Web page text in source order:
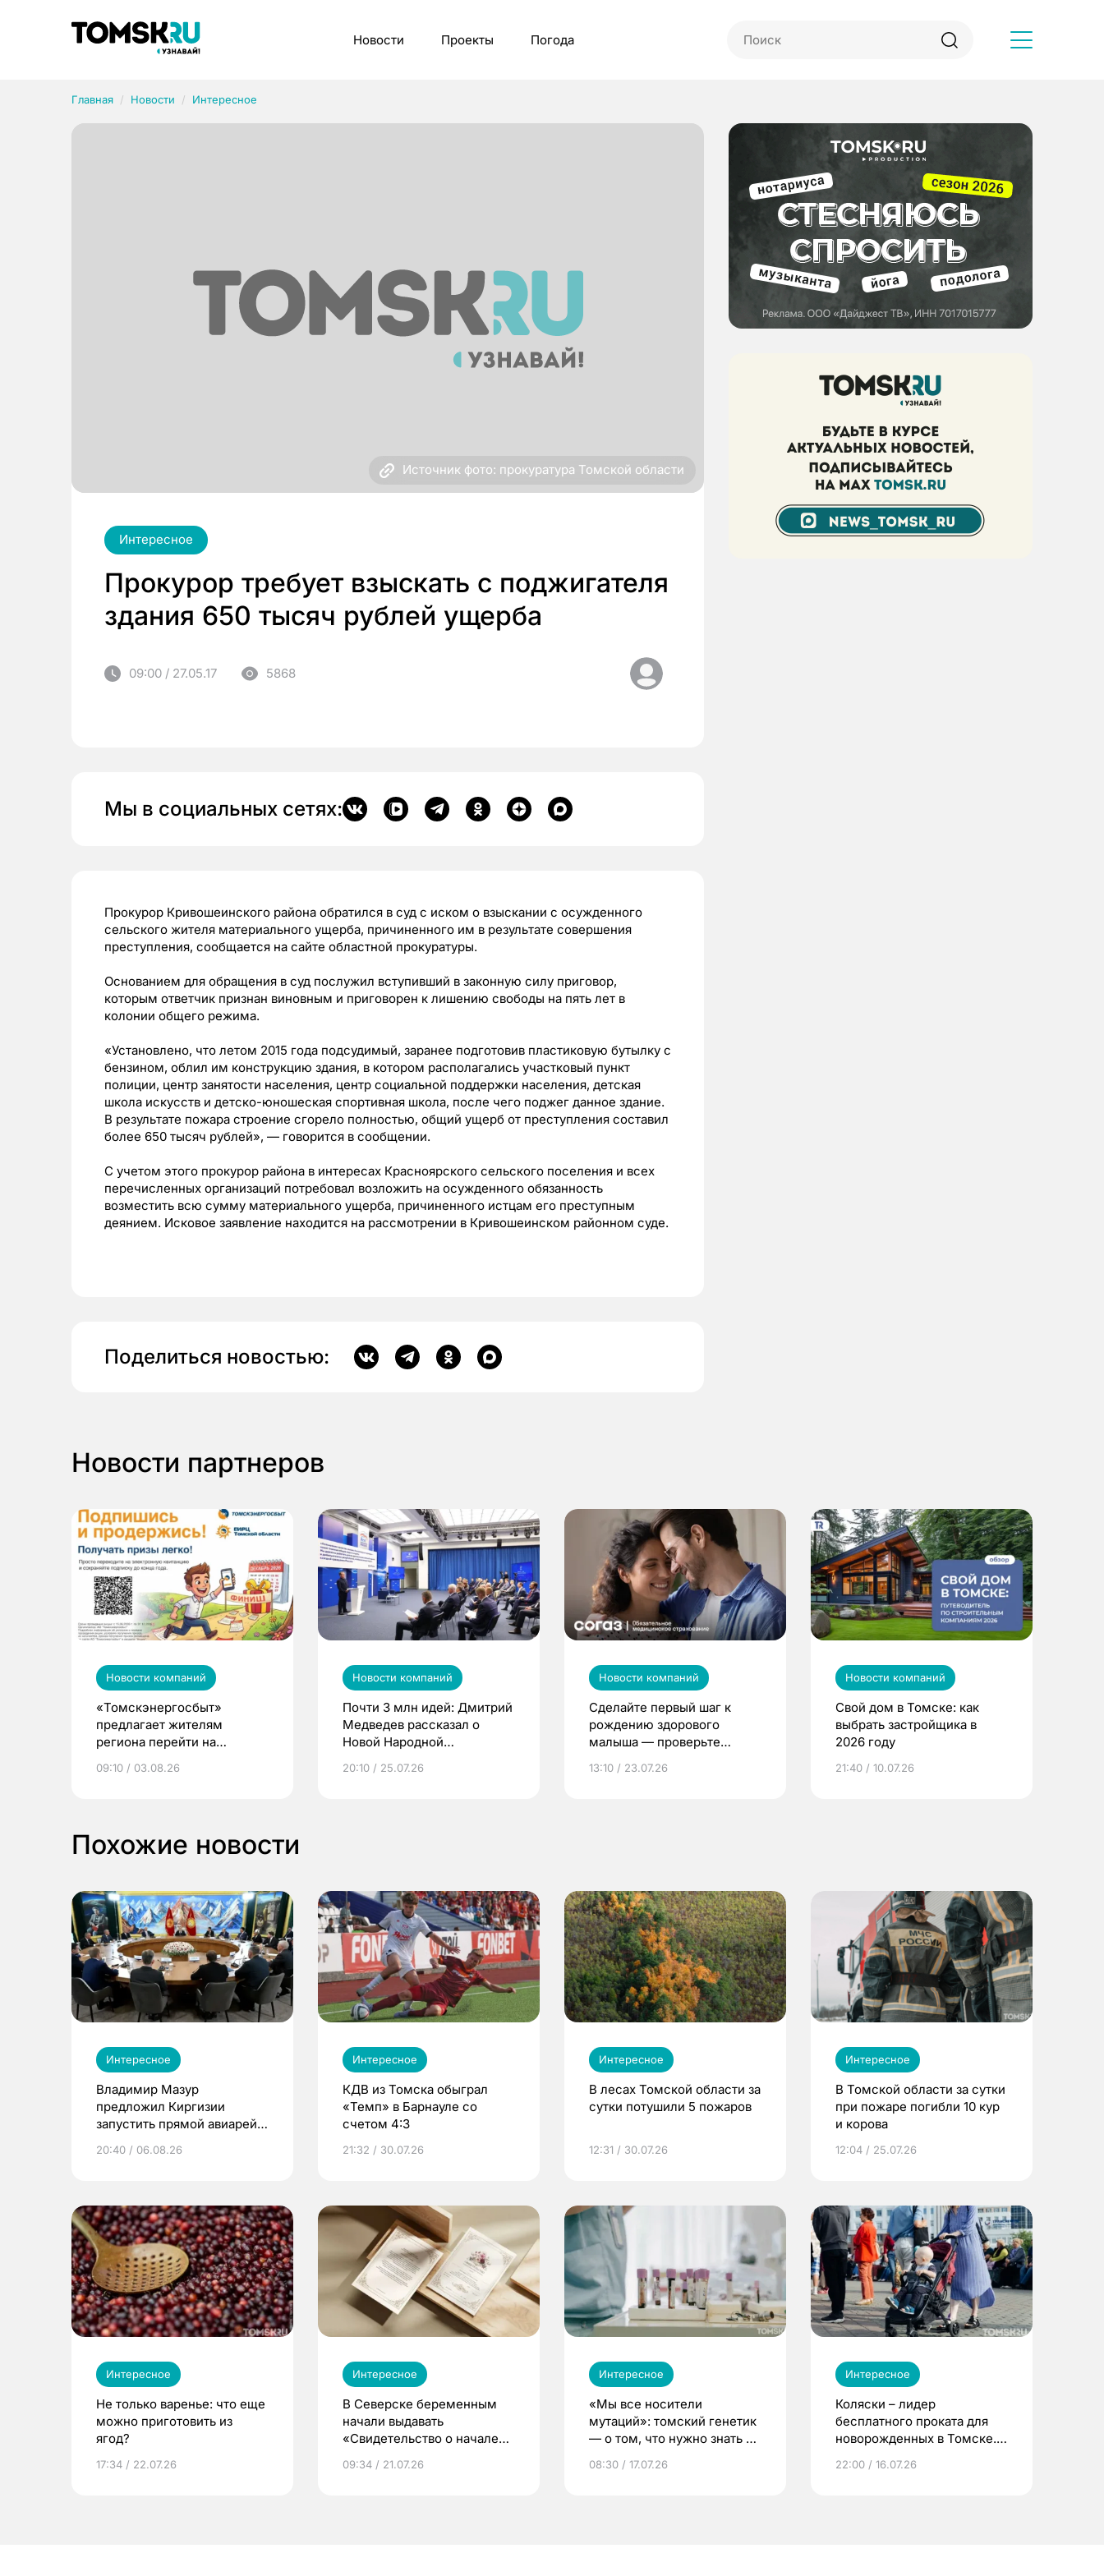
Новости Проекты Погода
Главная Новости Интересное
Источник фото: прокуратура Томской области
Интересное
Прокурор требует взыскать с поджигателя
здания 650 тысяч рублей ущерба
09:00 / 27.05.17 5868
Мы в социальных сетях:
Прокурор Кривошеинского района обратился в суд с иском о взыскании с осужденного
сельского жителя материального ущерба, причиненного им в результате совершения
преступления, сообщается на сайте областной прокуратуры.
Основанием для обращения в суд послужил вступивший в законную силу приговор,
которым ответчик признан виновным и приговорен к лишению свободы на пять лет в
колонии общего режима.
«Установлено, что летом 2015 года подсудимый, заранее подготовив пластиковую бутылку с
бензином, облил им конструкцию здания, в котором располагались участковый пункт
полиции, центр занятости населения, центр социальной поддержки населения, детская
школа искусств и детско-юношеская спортивная школа, после чего поджег данное здание.
В результате пожара строение сгорело полностью, общий ущерб от преступления составил
более 650 тысяч рублей», — говорится в сообщении.
С учетом этого прокурор района в интересах Красноярского сельского поселения и всех
перечисленных организаций потребовал возложить на осужденного обязанность
возместить всю сумму материального ущерба, причиненного истцам его преступным
деянием. Исковое заявление находится на рассмотрении в Кривошеинском районном суде.
Поделиться новостью:
Новости партнеров
Новости компаний
«Томскэнергосбыт»
предлагает жителям
региона перейти на
выиграть призы
09:10 / 03.08.26
Новости компаний
Почти 3 млн идей: Дмитрий
Медведев рассказал о
Новой Народной
20:10 / 25.07.26
Новости компаний
Сделайте первый шаг к
рождению здорового
малыша — проверьте
по ОМС!
13:10 / 23.07.26
Новости компаний
Свой дом в Томске: как
выбрать застройщика в
2026 году
21:40 / 10.07.26
Похожие новости
Интересное
Владимир Мазур
предложил Киргизии
запустить прямой авиарейс
20:40 / 06.08.26
Интересное
КДВ из Томска обыграл
«Темп» в Барнауле со
счетом 4:3
21:32 / 30.07.26
Интересное
В лесах Томской области за
сутки потушили 5 пожаров
12:31 / 30.07.26
Интересное
В Томской области за сутки
при пожаре погибли 10 кур
и корова
12:04 / 25.07.26
Интересное
Не только варенье: что еще
можно приготовить из
ягод?
17:34 / 22.07.26
Интересное
В Северске беременным
начали выдавать
«Свидетельство о начале
09:34 / 21.07.26
Интересное
«Мы все носители
мутаций»: томский генетик
— о том, что нужно знать до
08:30 / 17.07.26
Интересное
Коляски – лидер
бесплатного проката для
новорожденных в Томске.
22:00 / 16.07.26
Рубрики